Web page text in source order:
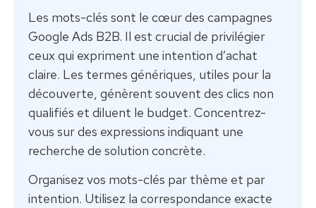
Les mots-clés sont le cœur des campagnes
Google Ads B2B. Il est crucial de privilégier
ceux qui expriment une intention d’achat
claire. Les termes génériques, utiles pour la
découverte, génèrent souvent des clics non
qualifiés et diluent le budget. Concentrez-
vous sur des expressions indiquant une
recherche de solution concrète.
Organisez vos mots-clés par thème et par
intention. Utilisez la correspondance exacte